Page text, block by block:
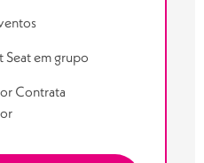
em grupo
Contrata